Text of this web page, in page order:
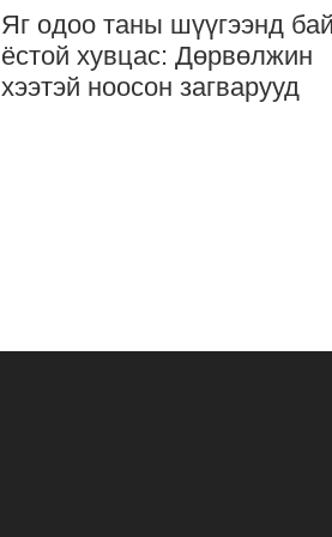
Яг одоо таны шүүгээнд
ёстой хувцас: Дөрвөлжин
хээтэй ноосон загварууд